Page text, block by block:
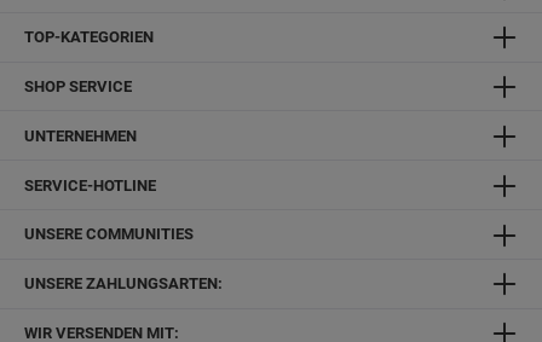
TOP-KATEGORIEN
SHOP SERVICE
UNTERNEHMEN
SERVICE-HOTLINE
UNSERE COMMUNITIES
UNSERE ZAHLUNGSARTEN:
WIR VERSENDEN MIT: